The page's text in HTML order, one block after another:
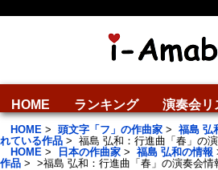
HOME ランキング 演奏会リ
HOME > 頭文字「フ」の作曲家 > 福島 弘
れている作品 > 福島 弘和：行進曲「春」の
HOME > 日本の作曲家 > 福島 弘和の情報
作品 > >福島 弘和：行進曲「春」の演奏会情